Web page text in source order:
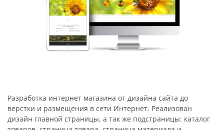
Разработка интернет магазина от дизайна сайта до
верстки и размещения в сети Интернет. Реализован
дизайн главной страницы, а так же подстраницы: каталог